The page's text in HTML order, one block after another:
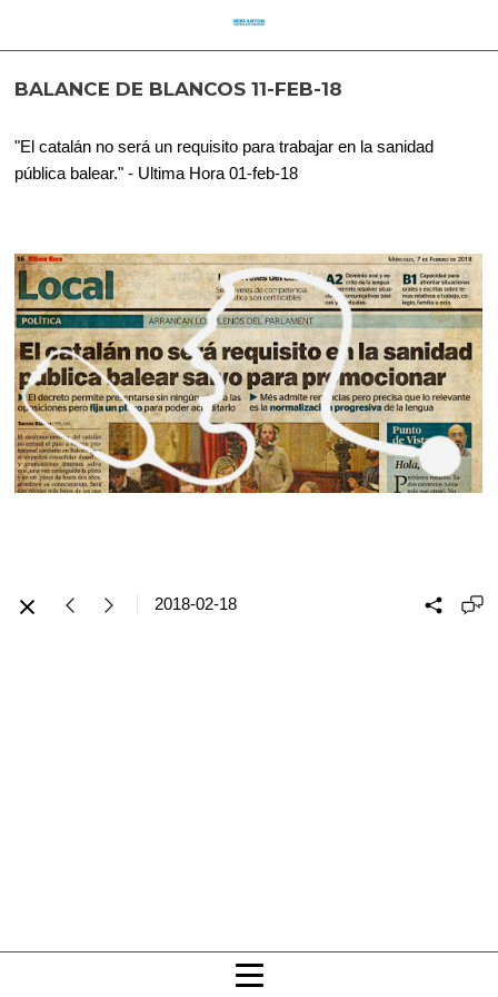
BALANCE DE BLANCOS 11-FEB-18
"El catalán no será un requisito para trabajar en la sanidad
pública balear." - Ultima Hora 01-feb-18
2018-02-18